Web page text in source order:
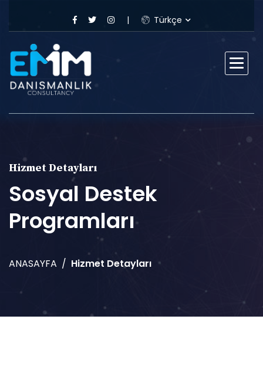
Türkçe
Hizmet Detayları
Sosyal Destek
Programları
ANASAYFA Hizmet Detayları